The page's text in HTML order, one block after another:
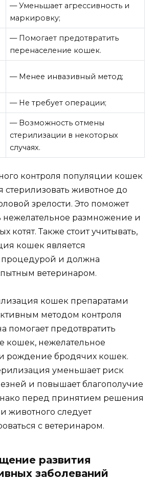
— Уменьшает агрессивность и
маркировку;
— Помогает предотвратить
перенаселение кошек.
— Менее инвазивный метод;
— Не требует операции;
— Возможность отмены
стерилизации в некоторых
случаях.
контроля популяции кошек
стерилизовать животное до
зрелости. Это поможет
нежелательное размножение и
котят. Также стоит учитывать,
кошек является
и должна
ветеринаром.
кошек препаратами
методом контроля
помогает предотвратить
кошек, нежелательное
рождение бродячих кошек.
уменьшает риск
и повышает благополучие
перед принятием решения
животного следует
с ветеринаром.
развития
заболеваний